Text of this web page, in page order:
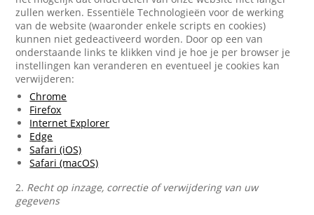
zullen werken. Essentiële Technologieën voor de werking
van de website (waaronder enkele scripts en cookies)
kunnen niet gedeactiveerd worden. Door op een van
onderstaande links te klikken vind je hoe je per browser je
instellingen kan veranderen en eventueel je cookies kan
verwijderen:
Chrome
Firefox
Internet Explorer
Edge
Safari (iOS)
Safari (macOS)
2. Recht op inzage, correctie of verwijdering van uw
gegevens